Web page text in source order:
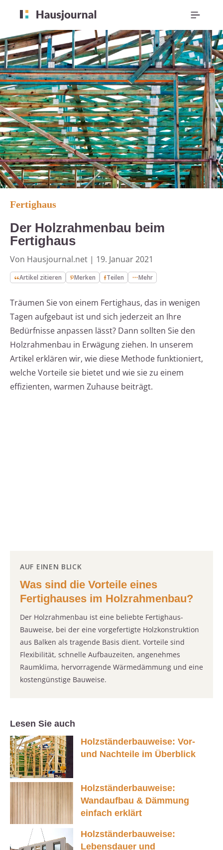
Fertighaus
Der Holzrahmenbau beim
Fertighaus
Von Hausjournal.net | 19. Januar 2021
Artikel zitieren Merken Teilen Mehr
Träumen Sie von einem Fertighaus, das in wenigen
Tagen aufgebaut ist und sich jederzeit an Ihre
Bedürfnisse anpassen lässt? Dann sollten Sie den
Holzrahmenbau in Erwägung ziehen. In unserem
Artikel erklären wir, wie diese Methode funktioniert,
welche Vorteile sie bietet und wie sie zu einem
effizienten, warmen Zuhause beiträgt.
AUF EINEN BLICK
Was sind die Vorteile eines
Fertighauses im Holzrahmenbau?
Der Holzrahmenbau ist eine beliebte Fertighaus-
Bauweise, bei der eine vorgefertigte Holzkonstruktion
aus Balken als tragende Basis dient. Vorteile sind
Flexibilität, schnelle Aufbauzeiten, angenehmes
Raumklima, hervorragende Wärmedämmung und eine
kostengünstige Bauweise.
Lesen Sie auch
Holzständerbauweise: Vor-
und Nachteile im Überblick
Holzständerbauweise:
Wandaufbau & Dämmung
einfach erklärt
Holzständerbauweise:
Lebensdauer und